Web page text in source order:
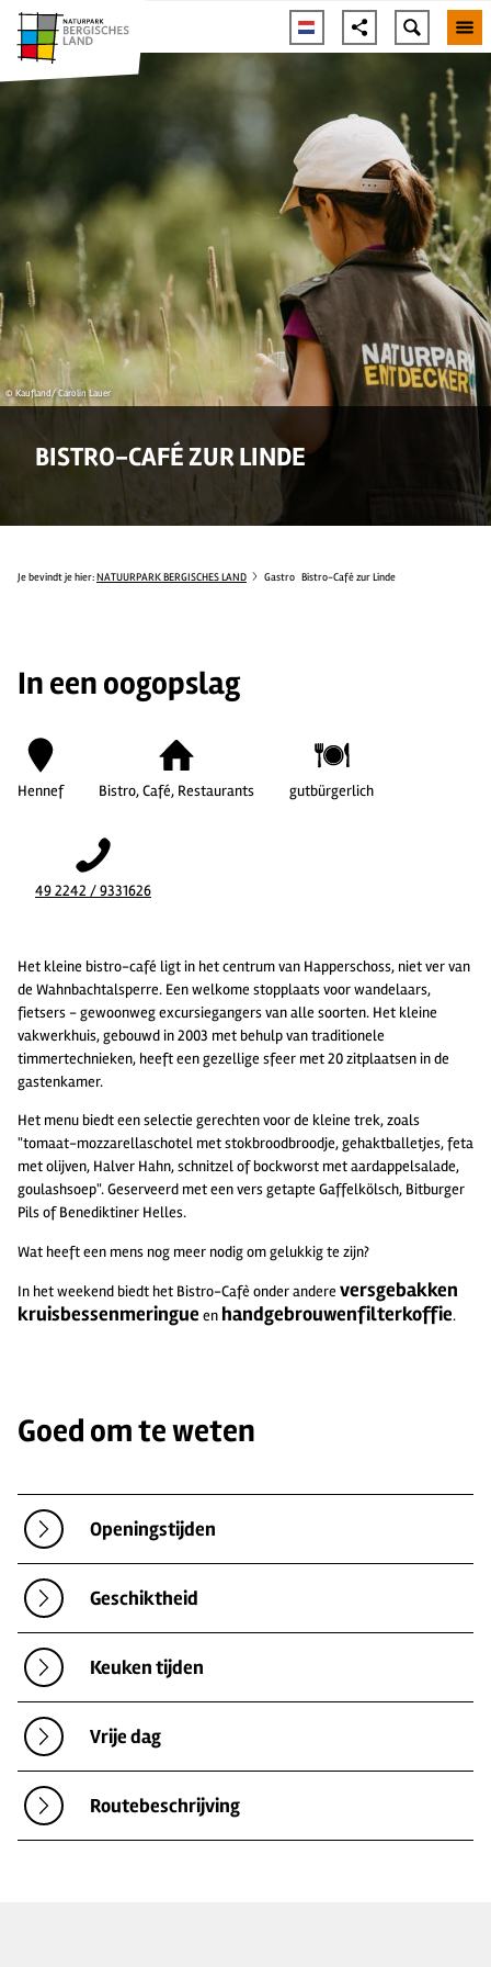
© Kaufland/ Carolin Lauer
BISTRO-CAFÉ ZUR LINDE
Je bevindt je hier:NATUURPARK BERGISCHES LAND Gastro Bistro-Café zur Linde
In een oogopslag
Hennef Bistro, Café, Restaurants gutbürgerlich
49 2242 / 9331626
Het kleine bistro-café ligt in het centrum van Happerschoss, niet ver van
de Wahnbachtalsperre. Een welkome stopplaats voor wandelaars,
fietsers - gewoonweg excursiegangers van alle soorten. Het kleine
vakwerkhuis, gebouwd in 2003 met behulp van traditionele
timmertechnieken, heeft een gezellige sfeer met 20 zitplaatsen in de
gastenkamer.
Het menu biedt een selectie gerechten voor de kleine trek, zoals
"tomaat-mozzarellaschotel met stokbroodbroodje, gehaktballetjes, feta
met olijven, Halver Hahn, schnitzel of bockworst met aardappelsalade,
goulashsoep". Geserveerd met een vers getapte Gaffelkölsch, Bitburger
Pils of Benediktiner Helles.
Wat heeft een mens nog meer nodig om gelukkig te zijn?
In het weekend biedt het Bistro-Cafè onder andere versgebakken
kruisbessenmeringue en handgebrouwenfilterkoffie.
Goed om te weten
Openingstijden
Geschiktheid
Keuken tijden
Vrije dag
Routebeschrijving